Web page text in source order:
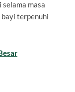
masa
bayi terpenuhi